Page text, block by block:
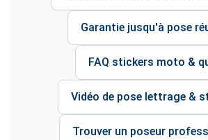
Garantie jusqu'à pose
FAQ stickers moto &
Vidéo de pose lettrage &
Trouver un poseur